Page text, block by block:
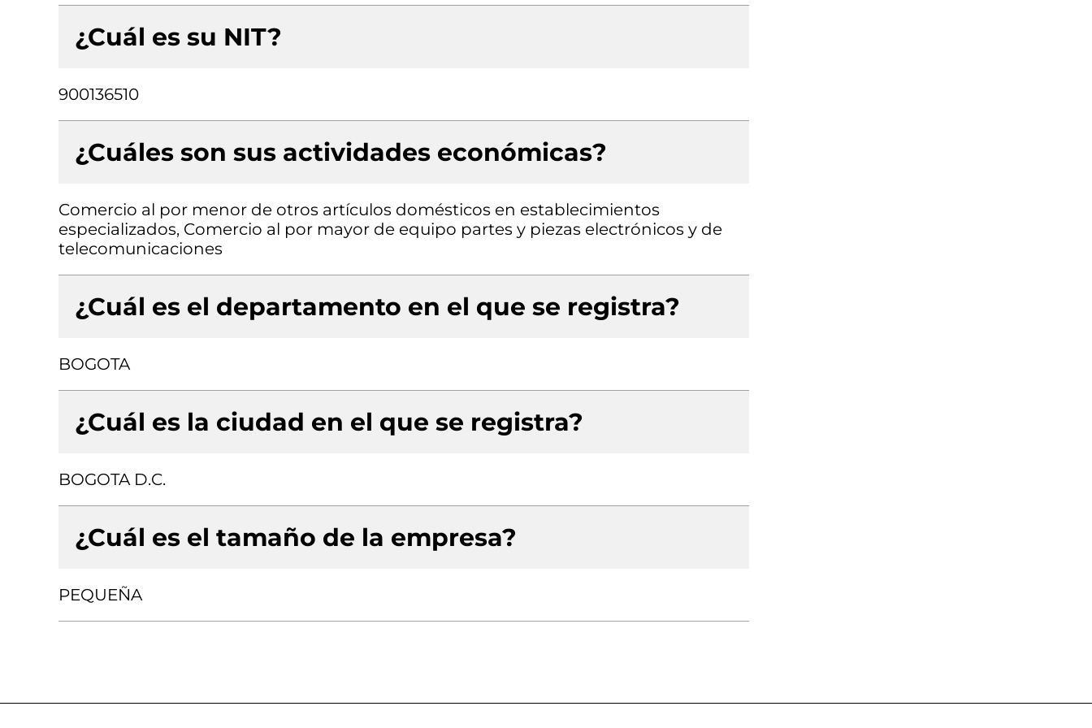
¿Cuál es su NIT?
900136510
¿Cuáles son sus actividades económicas?
Comercio al por menor de otros artículos domésticos en establecimientos
especializados, Comercio al por mayor de equipo partes y piezas electrónicos y de
telecomunicaciones
¿Cuál es el departamento en el que se registra?
BOGOTA
¿Cuál es la ciudad en el que se registra?
BOGOTA D.C.
¿Cuál es el tamaño de la empresa?
PEQUEÑA